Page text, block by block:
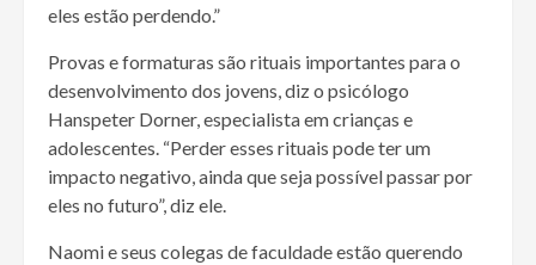
eles estão perdendo.”
Provas e formaturas são rituais importantes para o
desenvolvimento dos jovens, diz o psicólogo
Hanspeter Dorner, especialista em crianças e
adolescentes. “Perder esses rituais pode ter um
impacto negativo, ainda que seja possível passar por
eles no futuro”, diz ele.
Naomi e seus colegas de faculdade estão querendo